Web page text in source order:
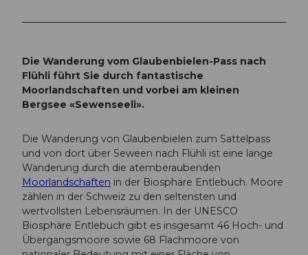
Die Wanderung vom Glaubenbielen-Pass nach
Flühli führt Sie durch fantastische
Moorlandschaften und vorbei am kleinen
Bergsee «Sewenseeli».
Die Wanderung von Glaubenbielen zum Sattelpass
und von dort über Seween nach Flühli ist eine lange
Wanderung durch die atemberaubenden
Moorlandschaften in der Biosphäre Entlebuch. Moore
zählen in der Schweiz zu den seltensten und
wertvollsten Lebensräumen. In der UNESCO
Biosphäre Entlebuch gibt es insgesamt 46 Hoch- und
Übergangsmoore sowie 68 Flachmoore von